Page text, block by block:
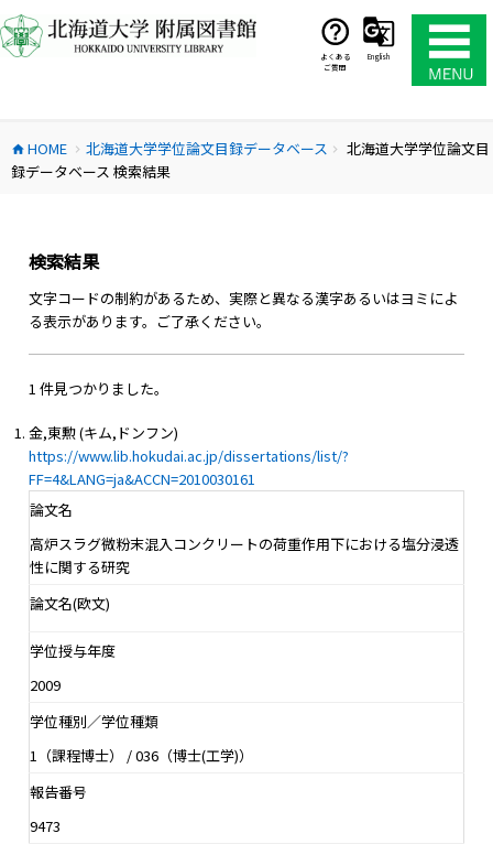
ン
テ
ス
キ
よくある
ご質問
English
home HOME chevron_right 北海道大学学位論文目録データベース chevron_right
北海道大学学位論文目
録データベース 検索結果
検索結果
文字コードの制約があるため、実際と異なる漢字あるいはヨミによ
る表示があります。ご了承ください。
1 件見つかりました。
金,東勲 (キム,ドンフン)
https://www.lib.hokudai.ac.jp/dissertations/list/?
FF=4&LANG=ja&ACCN=2010030161
論文名
高炉スラグ微粉末混入コンクリートの荷重作用下における塩分浸透
性に関する研究
論文名(欧文)
学位授与年度
2009
学位種別／学位種類
1（課程博士） / 036（博士(工学)）
報告番号
9473